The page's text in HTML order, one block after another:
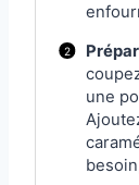
une